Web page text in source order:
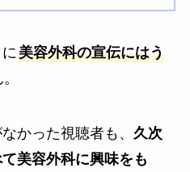
美容外科の宣伝にはう
かった視聴者も、 久次
美容外科に興味をも